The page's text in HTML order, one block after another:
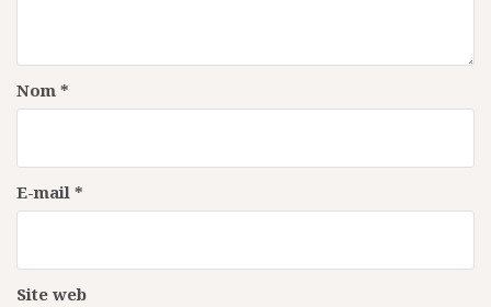
r
t
c
l
Nom *
E-mail *
Site web